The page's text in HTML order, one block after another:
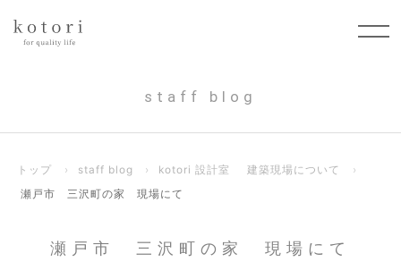
staff blog
トップ › staff blog › kotori 設計室 建築現場について
›
瀬戸市 三沢町の家 現場にて
瀬戸市 三沢町の家 現場にて